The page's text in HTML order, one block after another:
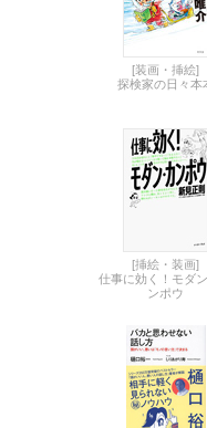
[装画・挿絵]
探検家の日々本
[挿絵・装画]
仕事に効く！モダ
ンポウ